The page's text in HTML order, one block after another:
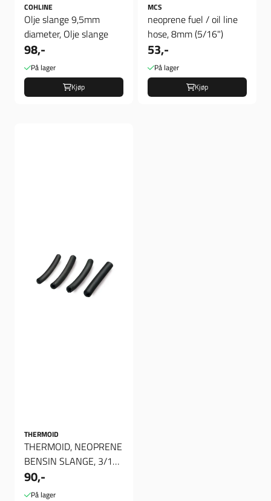
COHLINE
Olje slange 9,5mm
diameter, Olje slange
98,-
På lager
Kjøp
MCS
neoprene fuel / oil line
hose, 8mm (5/16")
53,-
På lager
Kjøp
THERMOID
THERMOID, NEOPRENE
BENSIN SLANGE, 3/16"
(4,8mm), Bensinslange
90,-
På lager